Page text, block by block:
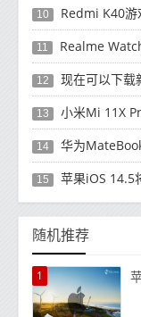
10 Redmi K40游
11 Realme
12 现在可以下
13 小米Mi 11X
14 华为
15 苹果iOS 14.5
随机推荐
1